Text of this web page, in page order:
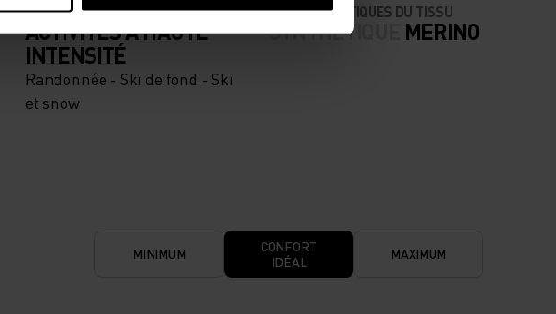
TYPE D’ACTIVITÉ
ACTIVITÉS À HAUTE
INTENSITÉ
Randonnée - Ski de fond - Ski
et snow
CARACTÉRISTIQUES DU TISSU
SYNTHÉTIQUE MERINO
MINIMUM
CONFORT
IDÉAL
MAXIMUM